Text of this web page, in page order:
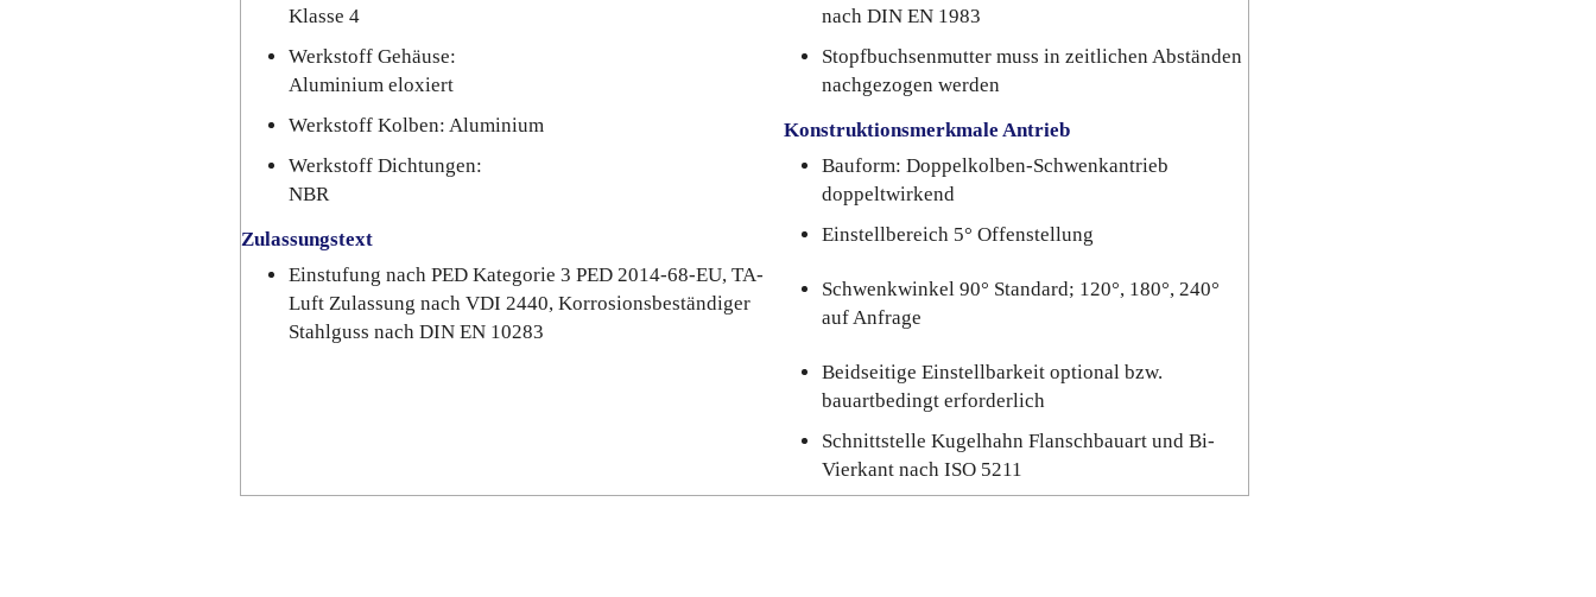
Klasse 4
nach DIN EN 1983
Werkstoff Gehäuse:
Aluminium eloxiert
Stopfbuchsenmutter muss in zeitlichen Abständen
nachgezogen werden
Werkstoff Kolben: Aluminium
Konstruktionsmerkmale Antrieb
Werkstoff Dichtungen:
NBR
Bauform: Doppelkolben-Schwenkantrieb
doppeltwirkend
Zulassungstext
Einstellbereich 5° Offenstellung
Einstufung nach PED Kategorie 3 PED 2014-68-EU, TA-
Luft Zulassung nach VDI 2440, Korrosionsbeständiger
Stahlguss nach DIN EN 10283
Schwenkwinkel 90° Standard; 120°, 180°, 240°
auf Anfrage
Beidseitige Einstellbarkeit optional bzw.
bauartbedingt erforderlich
Schnittstelle Kugelhahn Flanschbauart und Bi-
Vierkant nach ISO 5211